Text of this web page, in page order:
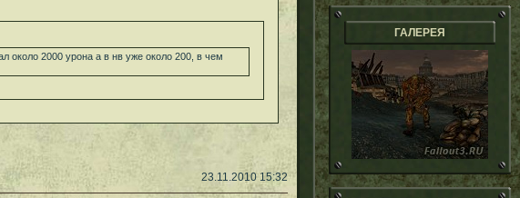
около 2000 урона а в нв уже около 200, в чем
23.11.2010 15:32
ГАЛЕРЕЯ